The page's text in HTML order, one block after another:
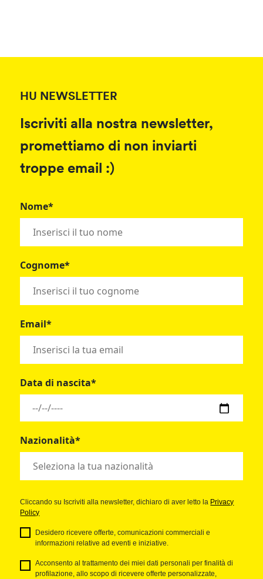
HU NEWSLETTER
Iscriviti alla nostra newsletter,
promettiamo di non inviarti
troppe email :)
Nome*
Cognome*
Email*
Data di nascita*
Nazionalità*
Cliccando su Iscriviti alla newsletter, dichiaro di aver letto la Privacy
Policy
Desidero ricevere offerte, comunicazioni commerciali e
informazioni relative ad eventi e iniziative.
Acconsento al trattamento dei miei dati personali per finalità di
profilazione, allo scopo di ricevere offerte personalizzate,